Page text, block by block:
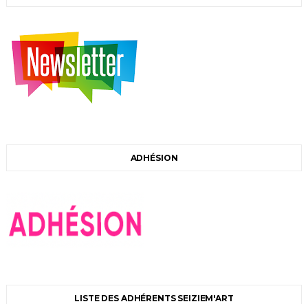
ADHÉSION
LISTE DES ADHÉRENTS SEIZIEM'ART